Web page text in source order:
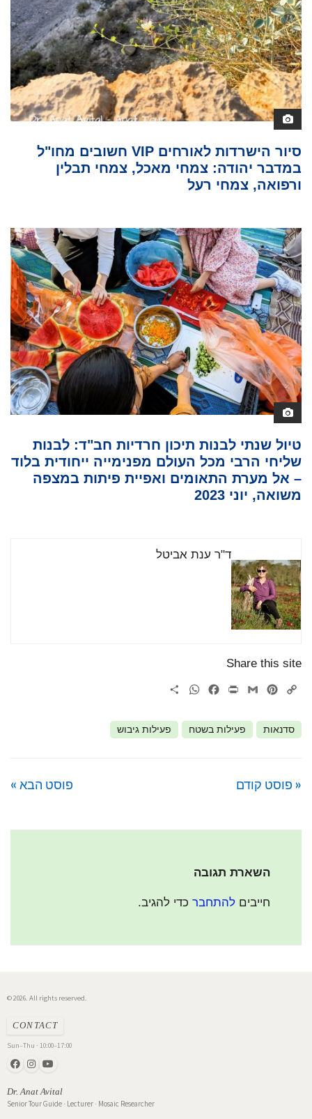
סיור הישרדות לאורחים VIP חשובים מחו"ל
במדבר יהודה: צמחי מאכל, צמחי תבלין
ורפואה, צמחי רעל
טיול שנתי לבנות תיכון חרדיות חב"ד: לבנות
שליחי הרבי מכל העולם מפנימייה ייחודית בלוד
– אל מערת התאומים ואפיית פיתות במצפה
משואה, יוני 2023
ד"ר ענת אביטל
Share this site
Copy
Pinterest
Gmail
Print
Facebook
WhatsApp
סדנאות פעילות בשטח פעילות גיבוש
« פוסט קודם פוסט הבא »
השארת תגובה
חייבים להתחבר כדי להגיב.
© 2026. All rights reserved.
CONTACT
Sun–Thu · 10:00–17:00
Dr. Anat Avital
Senior Tour Guide · Lecturer · Mosaic Researcher